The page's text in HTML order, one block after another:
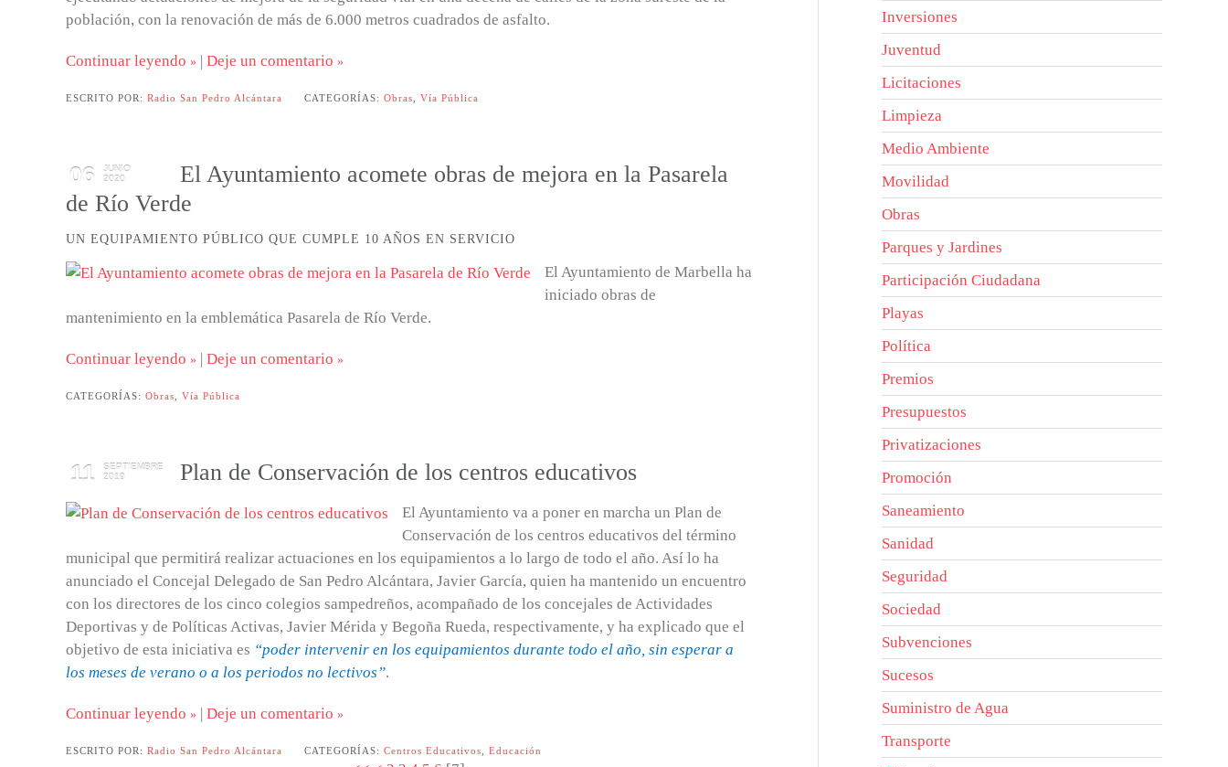
población, con la renovación de más de 6.000 metros cuadrados de asfalto.
Continuar leyendo | Deje un comentario
ESCRITO POR: Radio San Pedro Alcántara CATEGORÍAS: Obras Vía Pública
06
JUNIO
2020
El Ayuntamiento acomete obras de mejora en la Pasarela
de Río Verde
UN EQUIPAMIENTO PÚBLICO QUE CUMPLE 10 AÑOS EN SERVICIO
El Ayuntamiento de Marbella ha
iniciado obras de
mantenimiento en la emblemática Pasarela de Río Verde.
Continuar leyendo | Deje un comentario
CATEGORÍAS: Obras Vía Pública
11
SEPTIEMBRE
2019
Plan de Conservación de los centros educativos
El Ayuntamiento va a poner en marcha un Plan de
Conservación de los centros educativos del término
municipal que permitirá realizar actuaciones en los equipamientos a lo largo de todo el año. Así lo ha
anunciado el Concejal Delegado de San Pedro Alcántara, Javier García, quien ha mantenido un encuentro
con los directores de los cinco colegios sampedreños, acompañado de los concejales de Actividades
Deportivas y de Políticas Activas, Javier Mérida y Begoña Rueda, respectivamente, y ha explicado que el
objetivo de esta iniciativa es “poder intervenir en los equipamientos durante todo el año, sin esperar a
los meses de verano o a los periodos no lectivos”.
Continuar leyendo | Deje un comentario
ESCRITO POR: Radio San Pedro Alcántara CATEGORÍAS: Centros Educativos Educación
Inversiones
Juventud
Licitaciones
Limpieza
Medio Ambiente
Movilidad
Obras
Parques y Jardines
Participación Ciudadana
Playas
Política
Premios
Presupuestos
Privatizaciones
Promoción
Saneamiento
Sanidad
Seguridad
Sociedad
Subvenciones
Sucesos
Suministro de Agua
Transporte